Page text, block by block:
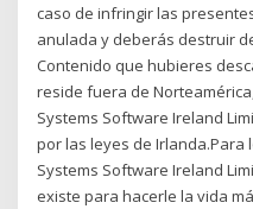
caso de infringir las
anulada y deberás destruir
Contenido que hubieres
reside fuera de
Systems Software Ireland
por las leyes de Irlanda.Para
Systems Software Ireland
existe para hacerle la vida